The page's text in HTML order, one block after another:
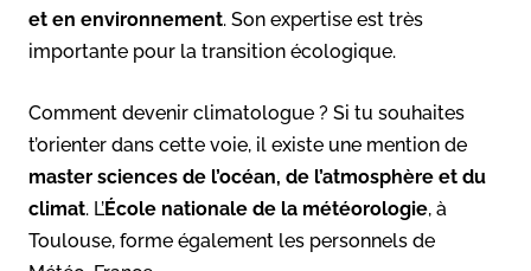
et en environnement. Son expertise est très
importante pour la transition écologique.
Comment devenir climatologue ? Si tu souhaites
t’orienter dans cette voie, il existe une mention de
master sciences de l’océan, de l’atmosphère et du
climat. L’École nationale de la météorologie, à
Toulouse, forme également les personnels de